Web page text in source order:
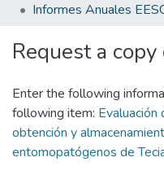
Informes Anuales
Request a
Enter the following
following item:
obtención y
entomopatógenos de